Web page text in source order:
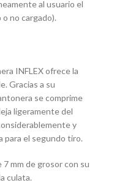
al usuario el
no cargado).
INFLEX ofrece la
Gracias a su
se comprime
ligeramente del
y
para el segundo tiro.
mm de grosor con su
culata.